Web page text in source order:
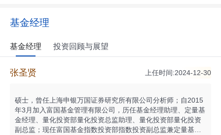
基金经理
基金经理 投资回顾与展望
张圣贤 上任时间:2024-12-30
硕士，曾任上海申银万国证券研究所有限公司分析师；自2015
年3月加入富国基金管理有限公司，历任基金经理助理、定量基
金经理、量化投资部量化投资总监助理、量化投资部量化投资
副总监；现任富国基金指数投资部指数投资副总监兼定量基金